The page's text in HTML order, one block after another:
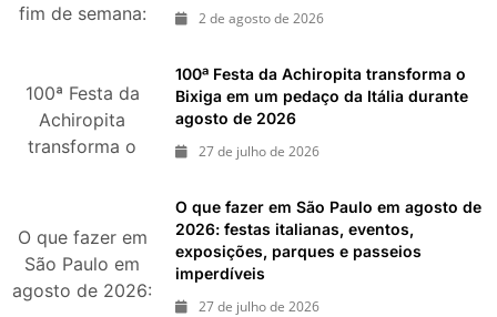
fim de semana:
dias 8 e 9 de
agosto de 2026
2 de agosto de 2026
100ª Festa da
Achiropita
transforma o
durante agosto
de 2026
100ª Festa da Achiropita transforma o
Bixiga em um pedaço da Itália durante
agosto de 2026
27 de julho de 2026
O que fazer em
São Paulo em
agosto de 2026:
O que fazer em São Paulo em agosto de
2026: festas italianas, eventos,
exposições, parques e passeios
imperdíveis
27 de julho de 2026